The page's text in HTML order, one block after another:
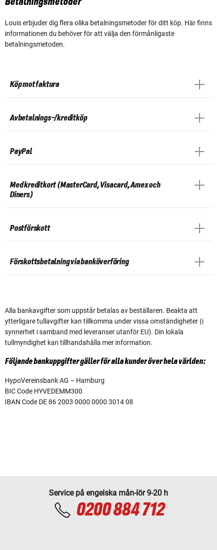
Louis erbjuder dig flera olika betalningsmetoder för ditt köp. Här finns
informationen du behöver för att välja den förmånligaste
betalningsmetoden.
Köp mot faktura
Avbetalnings-/kreditköp
PayPal
Med kreditkort (MasterCard, Visacard, Amex och
Diners)
Postförskott
Förskottsbetalning via banköverföring
Alla bankavgifter som uppstår betalas av beställaren. Beakta att
ytterligare tullavgifter kan tillkomma under vissa omständigheter (i
synnerhet i samband med leveranser utanför EU). Din lokala
tullmyndighet kan tillhandahålla mer information.
Följande bankuppgifter gäller för alla kunder över hela världen:
HypoVereinsbank AG – Hamburg
BIC Code HYVEDEMM300
IBAN Code DE 86 2003 0000 0000 3014 08
Service på engelska mån-lör 9-20 h
0200 884 712